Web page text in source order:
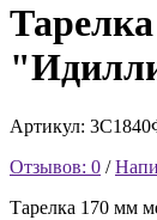
Артикул:
Отзывов: 0 /
Тарелка 170 мм